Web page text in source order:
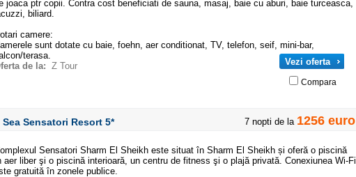
joaca ptr copii. Contra cost beneficiati de sauna, masaj, baie cu aburi, baie turceasca,
biliard.
camere:
sunt dotate cu baie, foehn, aer conditionat, TV, telefon, seif, mini-bar,
terasa.
Vezi oferta
Compara
de la: Z Tour
Sensatori Resort 5* 7 nopti de la 1256 euro
Sensatori Sharm El Sheikh este situat în Sharm El Sheikh și oferă o piscină
aer liber şi o piscină interioară, un centru de fitness şi o plajă privată. Conexiunea Wi-Fi
gratuită în zonele publice.